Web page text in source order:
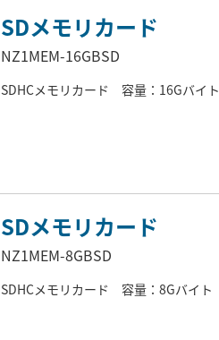
SDメモリカード
NZ1MEM-16GBSD
SDHCメモリカード 容量：16Gバイト
SDメモリカード
NZ1MEM-8GBSD
SDHCメモリカード 容量：8Gバイト